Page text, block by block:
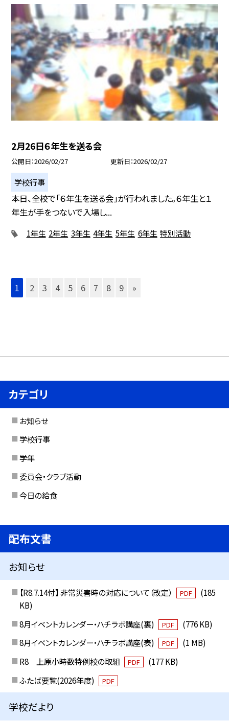
2月26日６年生を送る会
公開日 2026/02/27 更新日 2026/02/27
学校行事
本日、全校で「６年生を送る会」が行われました。６年生と１
年生が手をつないで入場し...
1年生 2年生 3年生 4年生 5年生 6年生 特別活動
1 2 3 4 5 6 7 8 9 »
カテゴリ
お知らせ
学校行事
学年
委員会・クラブ活動
今日の給食
配布文書
お知らせ
【R8.7.14付】 非常災害時の対応について（改定） PDF
(185
KB)
8月イベントカレンダー・ハチラボ講座(裏)
PDF
(776 KB)
8月イベントカレンダー・ハチラボ講座(表)
PDF
(1 MB)
R8 上原小時数特例校の取組
PDF
(177 KB)
ふたば要覧(2026年度)
PDF
学校だより